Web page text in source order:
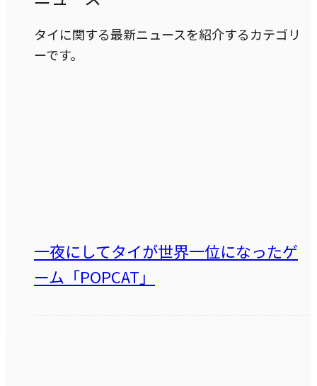
タイに関する最新ニュースを紹介するカテゴリ
ーです。
一夜にしてタイが世界一位になったゲ
ーム「POPCAT」